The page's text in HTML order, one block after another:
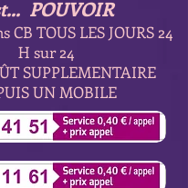
POUVOIR
CB TOUS LES JOURS 24
H sur 24
SUPPLEMENTAIRE
UN MOBILE